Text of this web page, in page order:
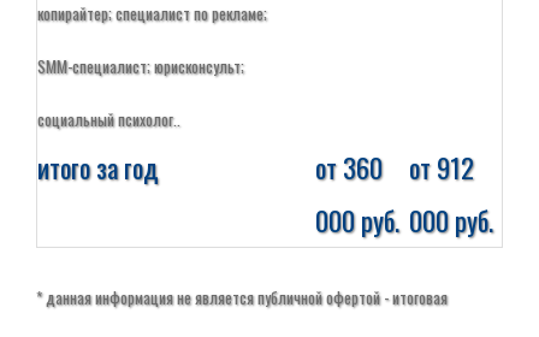
копирайтер; специалист по рекламе;
SMM-специалист; юрисконсульт;
социальный психолог..
итого за год
от 360
000 руб.
от 912
000 руб.
* данная информация не является публичной офертой - итоговая